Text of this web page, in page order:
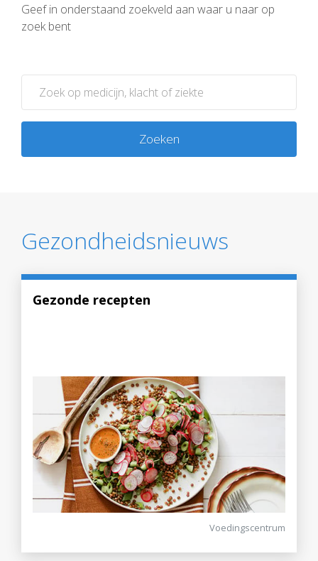
Geef in onderstaand zoekveld aan waar u naar op
zoek bent
Zoeken
Gezondheidsnieuws
Gezonde recepten
Voedingscentrum